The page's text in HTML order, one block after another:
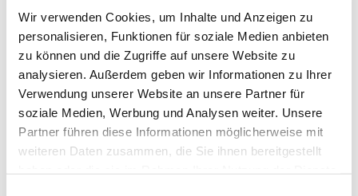
Wir verwenden Cookies, um Inhalte und Anzeigen zu
personalisieren, Funktionen für soziale Medien anbieten
zu können und die Zugriffe auf unsere Website zu
analysieren. Außerdem geben wir Informationen zu Ihrer
Verwendung unserer Website an unsere Partner für
soziale Medien, Werbung und Analysen weiter. Unsere
Partner führen diese Informationen möglicherweise mit
weiteren Daten zusammen, die Sie ihnen bereitgestellt